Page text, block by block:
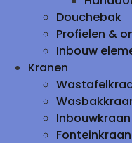
Douchebak
Profielen &
Inbouw
Kranen
Inbouwkraan
Fonteinkraan